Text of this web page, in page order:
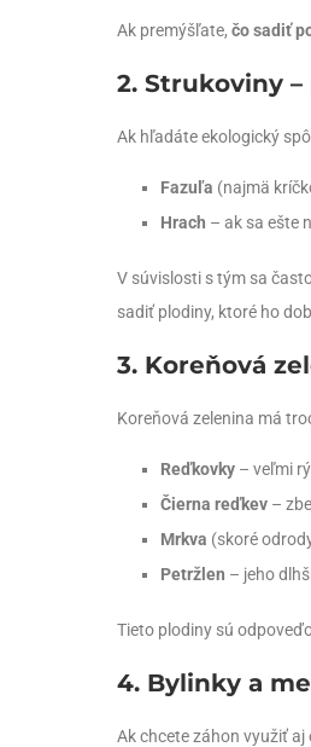
Ak premýšľate, čo sadiť
2. Strukoviny
Ak hľadáte ekologický
Fazuľa (najmä
Hrach – ak sa ešte
V súvislosti s tým sa
sadiť plodiny, ktoré ho
3. Koreňová
Koreňová zelenina má
Reďkovky – veľmi
Čierna reďkev –
Mrkva (skoré
Petržlen – jeho
Tieto plodiny sú
4. Bylinky a
Ak chcete záhon využiť